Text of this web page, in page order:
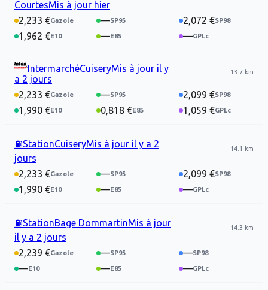
CourtesMis à jour hier
2,233 € —
2,072 €
1,962 €
— —
IntermarchéCuiseryMis à jour il y
a 2 jours
13.7 km
2,233 € —
2,099 €
1,990 €
0,818 € 1,059 €
⛽StationCuiseryMis à jour il y a 2
jours
14.1 km
2,233 € —
2,099 €
1,990 €
— —
⛽StationBage DommartinMis à jour
il y a 2 jours
14.3 km
2,239 € —
—
—
— —